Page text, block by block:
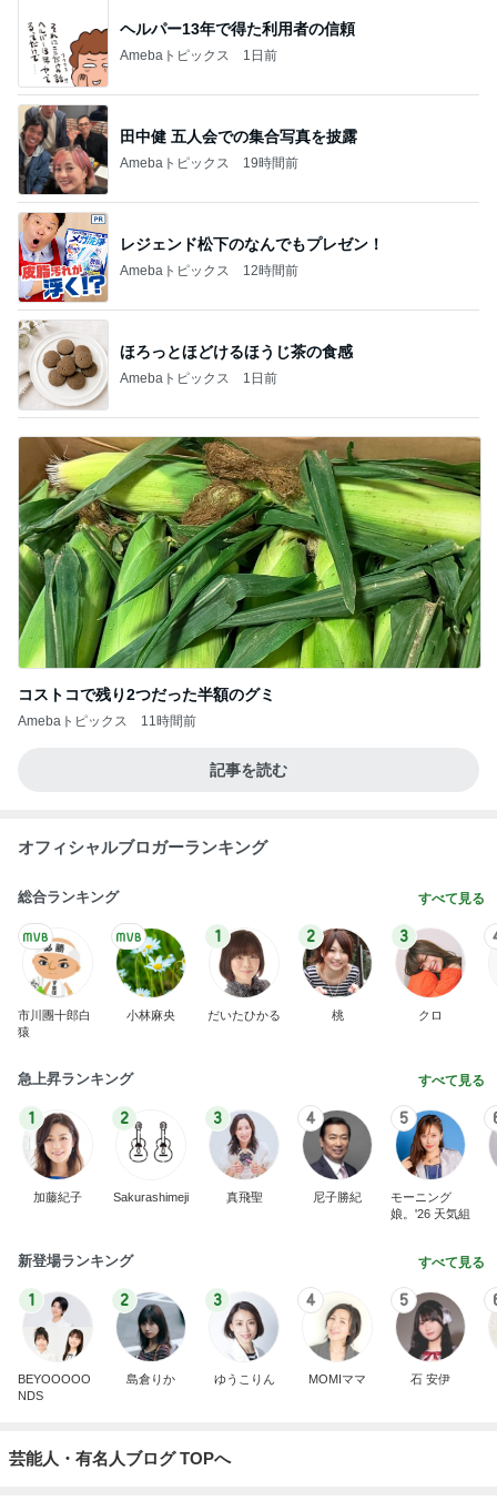
ヘルパー13年で得た利用者の信頼
Amebaトピックス 1日前
田中健 五人会での集合写真を披露
Amebaトピックス 19時間前
レジェンド松下のなんでもプレゼン！
Amebaトピックス 12時間前
ほろっとほどけるほうじ茶の食感
Amebaトピックス 1日前
コストコで残り2つだった半額のグミ
Amebaトピックス 11時間前
記事を読む
オフィシャルブロガーランキング
総合ランキング すべて見る
市川團十郎白
猿
小林麻央
1
だいたひかる
2
桃
3
クロ
急上昇ランキング すべて見る
1
加藤紀子
2
Sakurashimeji
3
真飛聖
4
尼子勝紀
5
モーニング
娘。'26 天気組
新登場ランキング すべて見る
1
BEYOOOOO
NDS
2
島倉りか
3
ゆうこりん
4
MOMIママ
5
石 安伊
芸能人・有名人ブログ TOPへ